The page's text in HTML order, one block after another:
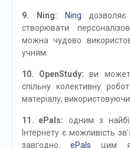
9. Ning: Ning дозволяє
створювати
можна чудово
учням.
10. OpenStudy: ви
спільну колективну
матеріалу,
11. ePals: одним з
Інтернету є можливість
завгодно. ePals цим